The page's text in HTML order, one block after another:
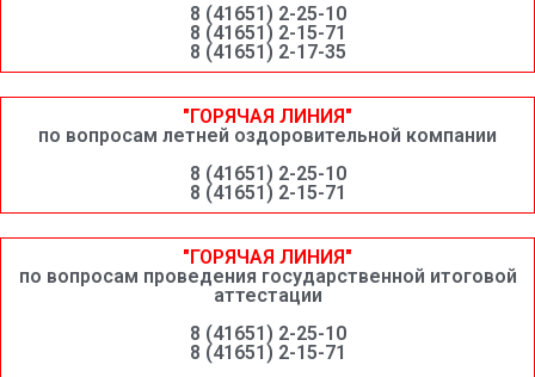
8 (41651) 2-25-10
8 (41651) 2-15-71
8 (41651) 2-17-35
"ГОРЯЧАЯ ЛИНИЯ"
по вопросам летней оздоровительной компании
8 (41651) 2-25-10
8 (41651) 2-15-71
"ГОРЯЧАЯ ЛИНИЯ"
по вопросам проведения государственной итоговой
аттестации
8 (41651) 2-25-10
8 (41651) 2-15-71